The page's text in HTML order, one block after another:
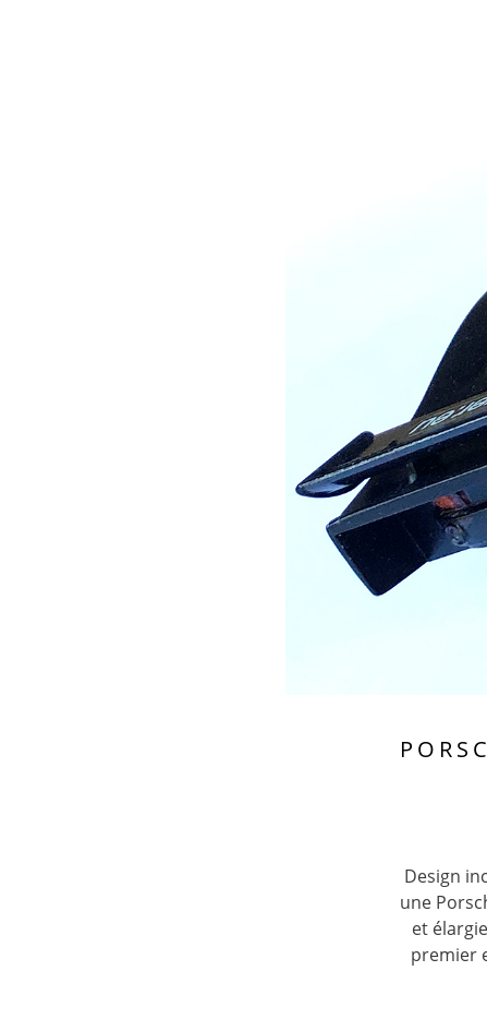
Design
une
et
premier